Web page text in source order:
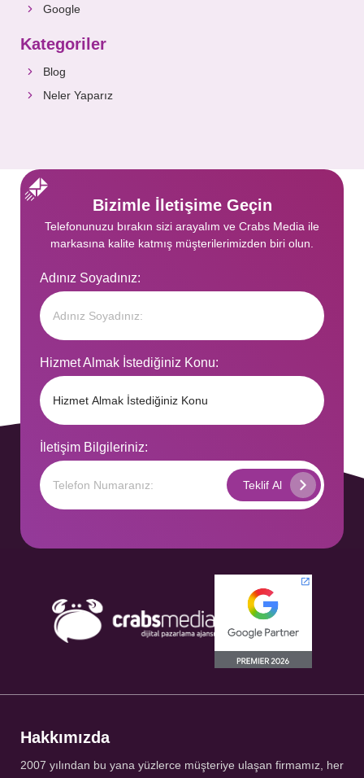
Google
Kategoriler
Blog
Neler Yaparız
Bizimle İletişime Geçin
Telefonunuzu bırakın sizi arayalım ve Crabs Media ile
markasına kalite katmış müşterilerimizden biri olun.
Adınız Soyadınız:
Hizmet Almak İstediğiniz Konu:
İletişim Bilgileriniz:
Hakkımızda
2007 yılından bu yana yüzlerce müşteriye ulaşan firmamız, her